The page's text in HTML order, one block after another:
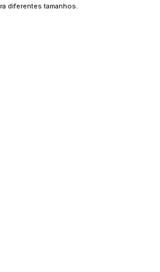
diferentes tamanhos.